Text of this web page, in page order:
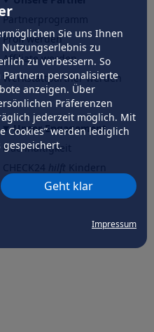
Sie uns Ihnen
zu
zu verbessern. So
personalisierte
anzeigen. Über
Präferenzen
jederzeit möglich. Mit
Cookies” werden lediglich
gespeichert.
Geht klar
Impressum
Partnerprogramm
Profi werden
Affiliate werden
Werkstattpartner werden
Unser Engagement
Nachhaltigkeit
CHECK24hilftder Natur